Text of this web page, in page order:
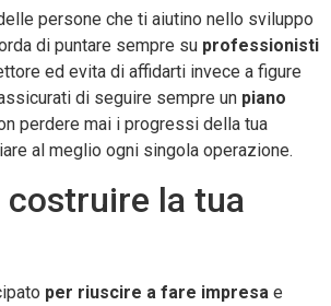
persone che ti aiutino nello sviluppo
di puntare sempre su professionisti
ed evita di affidarti invece a figure
di seguire sempre un piano
perdere mai i progressi della tua
al meglio ogni singola operazione.
costruire la tua
per riuscire a fare impresa e